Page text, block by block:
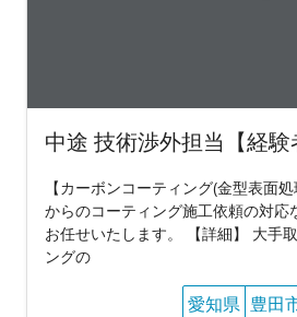
中途 技術渉外担当【経験
【カーボンコーティング(金型表面
からのコーティング施工依頼の対応
お任せいたします。 【詳細】 大手
ングの
愛知県 豊田